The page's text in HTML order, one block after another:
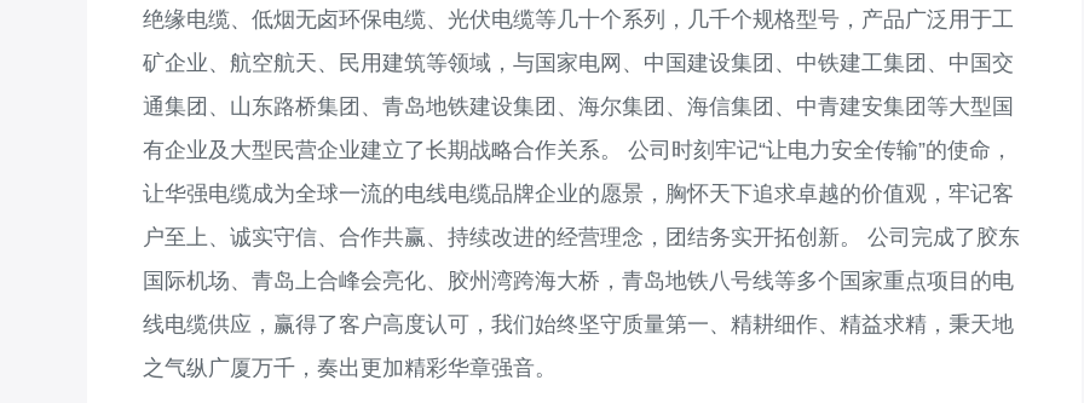
绝缘电缆、低烟无卤环保电缆、光伏电缆等几十个系列，几千个规格型号，产品广泛用于工
矿企业、航空航天、民用建筑等领域，与国家电网、中国建设集团、中铁建工集团、中国交
通集团、山东路桥集团、青岛地铁建设集团、海尔集团、海信集团、中青建安集团等大型国
有企业及大型民营企业建立了长期战略合作关系。 公司时刻牢记“让电力安全传输”的使命，
让华强电缆成为全球一流的电线电缆品牌企业的愿景，胸怀天下追求卓越的价值观，牢记客
户至上、诚实守信、合作共赢、持续改进的经营理念，团结务实开拓创新。 公司完成了胶东
国际机场、青岛上合峰会亮化、胶州湾跨海大桥，青岛地铁八号线等多个国家重点项目的电
线电缆供应，赢得了客户高度认可，我们始终坚守质量第一、精耕细作、精益求精，秉天地
之气纵广厦万千，奏出更加精彩华章强音。